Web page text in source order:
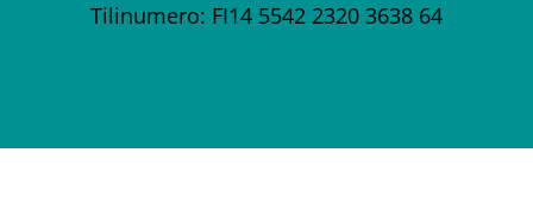
Tilinumero: FI14 5542 2320 3638 64